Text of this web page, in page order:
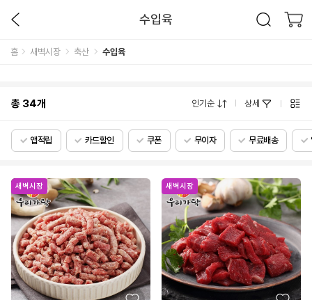
수입육
홈 새벽시장 축산 수입육
총 34개 인기순 상세
앱적립 카드할인 쿠폰 무이자 무료배송
새벽시장 새벽시장